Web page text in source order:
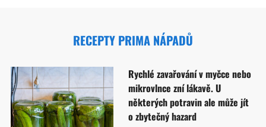
RECEPTY PRIMA NÁPADŮ
Rychlé zavařování v myčce nebo
mikrovlnce zní lákavě. U
některých potravin ale může jít
o zbytečný hazard